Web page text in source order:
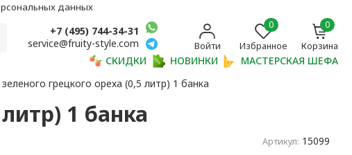
данных
+7 (495) 744-34-31
service@fruity-style.com
Войти
0
Избранное
0
Корзина
СКИДКИ НОВИНКИ
МАСТЕРСКАЯ ШЕФА
грецкого ореха (0,5 литр) 1 банка
1 банка
Артикул: 15099